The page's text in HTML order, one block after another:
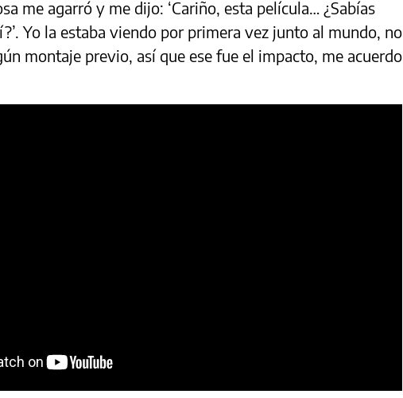
me agarró y me dijo: ‘Cariño, esta película… ¿Sabías
Yo la estaba viendo por primera vez junto al mundo, no
montaje previo, así que ese fue el impacto, me acuerdo